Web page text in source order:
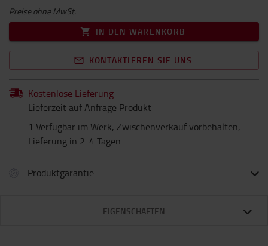
Preise ohne MwSt.
IN DEN WARENKORB
KONTAKTIEREN SIE UNS
Kostenlose Lieferung
Lieferzeit auf Anfrage Produkt
1 Verfügbar im Werk, Zwischenverkauf vorbehalten,
Lieferung in 2-4 Tagen
Produktgarantie
EIGENSCHAFTEN